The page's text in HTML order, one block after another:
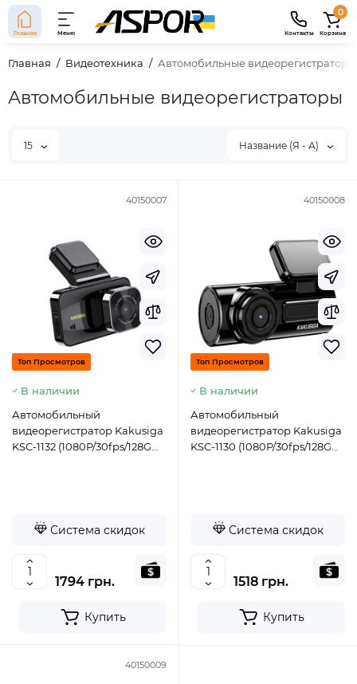
Главная Меню Контакты
0
Корзина
Главная Видеотехника Автомобильные видеорегистраторы
Автомобильные видеорегистраторы
15 Название (Я - А)
40150007
Топ Просмотров
В наличии
Автомобильный
видеорегистратор Kakusiga
KSC-1132 (1080P/30fps/128G
Система скидок
1794 грн.
Купить
40150008
Топ Просмотров
В наличии
Автомобильный
видеорегистратор Kakusiga
KSC-1130 (1080P/30fps/128G
Система скидок
1518 грн.
Купить
40150009